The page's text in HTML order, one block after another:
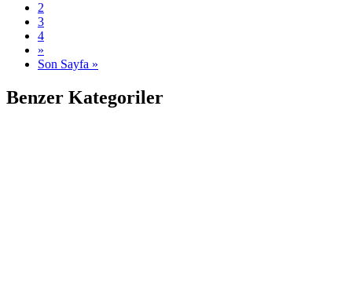
2
3
4
»
Son Sayfa »
Benzer Kategoriler